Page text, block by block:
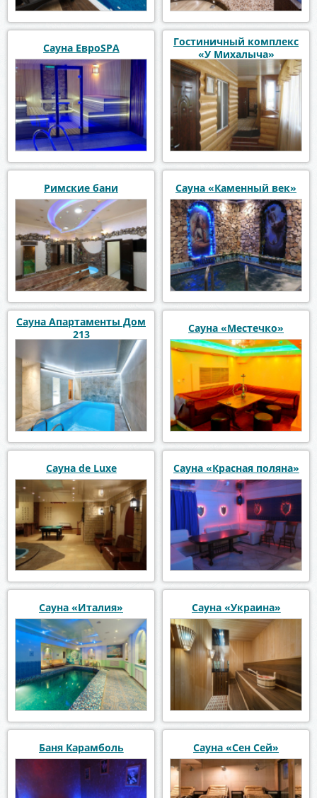
Сауна ЕвроSPA
Гостиничный комплекс
«У Михалыча»
Римские бани Сауна «Каменный век»
Сауна Апартаменты Дом
213
Сауна «Местечко»
Сауна de Luxe Сауна «Красная поляна»
Сауна «Италия» Сауна «Украина»
Баня Карамболь Сауна «Сен Сей»